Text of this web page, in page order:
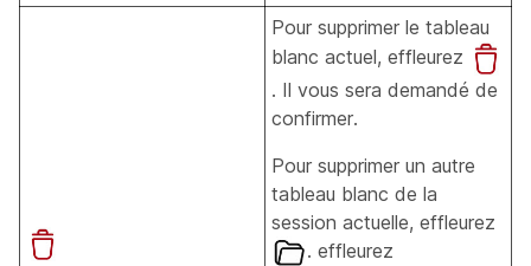
Pour supprimer le tableau
blanc actuel, effleurez
. Il vous sera demandé de
confirmer.
Pour supprimer un autre
tableau blanc de la
session actuelle, effleurez
. effleurez